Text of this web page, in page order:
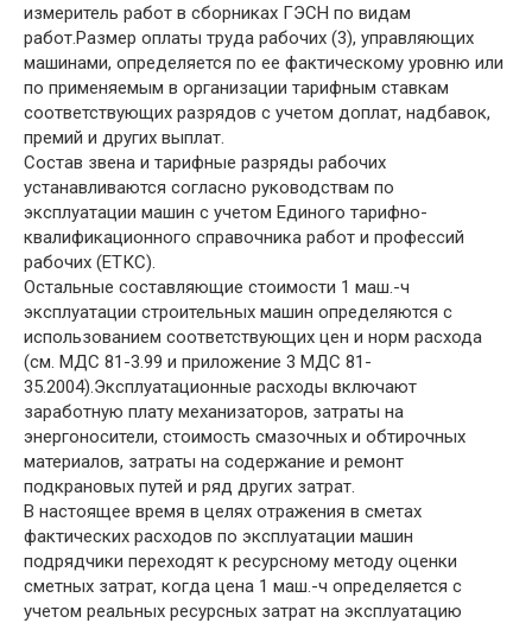
измеритель работ в сборниках ГЭСН по видам
работ.Размер оплаты труда рабочих (3), управляющих
машинами, определяется по ее фактическому уровню или
по применяемым в организации тарифным ставкам
соответствующих разрядов с учетом доплат, надбавок,
премий и других выплат.
Состав звена и тарифные разряды рабочих
устанавливаются согласно руководствам по
эксплуатации машин с учетом Единого тарифно-
квалификационного справочника работ и профессий
рабочих (ЕТКС).
Остальные составляющие стоимости 1 маш.-ч
эксплуатации строительных машин определяются с
использованием соответствующих цен и норм расхода
(см. МДС 81-3.99 и приложение 3 МДС 81-
35.2004).Эксплуатационные расходы включают
заработную плату механизаторов, затраты на
энергоносители, стоимость смазочных и обтирочных
материалов, затраты на содержание и ремонт
подкрановых путей и ряд других затрат.
В настоящее время в целях отражения в сметах
фактических расходов по эксплуатации машин
подрядчики переходят к ресурсному методу оценки
сметных затрат, когда цена 1 маш.-ч определяется с
учетом реальных ресурсных затрат на эксплуатацию